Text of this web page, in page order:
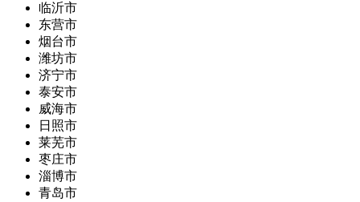
临沂市
东营市
烟台市
潍坊市
济宁市
泰安市
威海市
日照市
莱芜市
枣庄市
淄博市
青岛市